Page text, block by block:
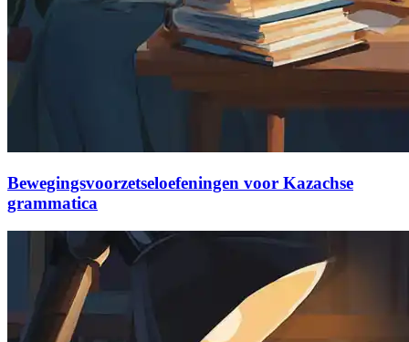
Bewegingsvoorzetseloefeningen voor Kazachse
grammatica